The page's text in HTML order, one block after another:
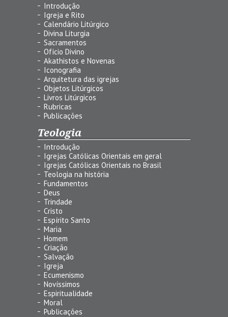
Introdução
Igreja e Rito
Calendário Litúrgico
Divina Liturgia
Sacramentos
Ofício Divino
Akathistos e Novenas
Iconografia
Arquitetura das igrejas
Objetos Litúrgicos
Livros Litúrgicos
Rubricas
Publicações
Teologia
Introdução
Igrejas Católicas Orientais em geral
Igrejas Católicas Orientais no Brasil
Teologia na história
Fundamentos
Deus
Trindade
Cristo
Espírito Santo
Maria
Homem
Criação
Salvação
Igreja
Ecumenismo
Novíssimos
Espiritualidade
Moral
Publicações